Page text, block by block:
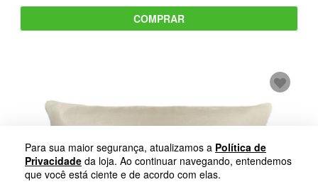
COMPRAR
Para sua maior segurança, atualizamos a Política de
Privacidade da loja. Ao continuar navegando, entendemos
que você está ciente e de acordo com elas.